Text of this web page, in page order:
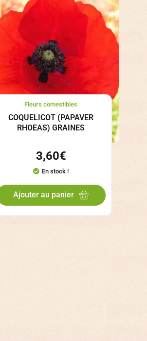
Fleurs comestibles
COQUELICOT (PAPAVER
RHOEAS) GRAINES
3,60€
En stock !
Ajouter au panier